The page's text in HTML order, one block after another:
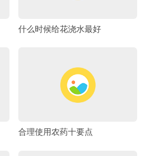
什么时候给花浇水最好
合理使用农药十要点